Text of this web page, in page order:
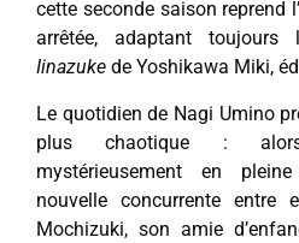
cette seconde saison reprend
arrêtée, adaptant
Iinazuke de Yoshikawa Miki,
Le quotidien de Nagi Umino
plus chaotique :
mystérieusement en
nouvelle concurrente entre
Mochizuki, son amie